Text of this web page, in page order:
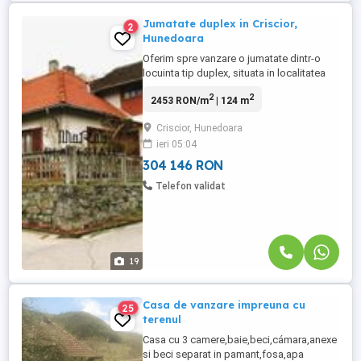
19
2
Jumatate duplex in Criscior,
Hunedoara
Oferim spre vanzare o jumatate dintr-o
locuinta tip duplex, situata in localitatea
Proprietatea are o suprafata desfasurata
garajul, oferind spatii generoase pentru
locuit si depozitare. Locuinta este
structurata pe ...
2453 RON/m2| 124 m2
Criscior, Hunedoara
ieri 05:04
304 146 RON
Telefon validat
25
Casa de vanzare impreuna cu
terenul
Casa cu 3 camere,baie,beci,cámara,anexe
si beci separat in pamant,fosa,apa